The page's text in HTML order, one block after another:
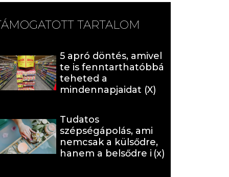
TARTALOM
5 apró döntés, amivel
te is fenntarthatóbbá
teheted a
mindennapjaidat (X)
Tudatos
szépségápolás, ami
nemcsak a külsődre,
hanem a belsődre is